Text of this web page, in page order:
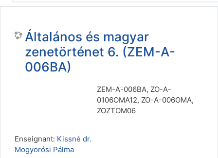
Általános és magyar
zenetörténet 6. (ZEM-A-
006BA)
ZEM-A-006BA, ZO-A-
0106OMA12, ZO-A-006OMA,
ZOZTOM06
Enseignant: Kissné dr.
Mogyorósi Pálma